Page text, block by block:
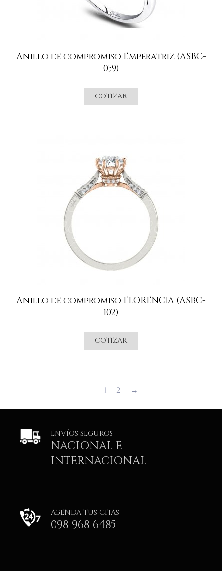
Anillo de compromiso Emperatriz (ASBC-
039)
COTIZAR
Anillo de compromiso FLORENCIA (ASBC-
102)
COTIZAR
1 2 →
ENVÍOS SEGUROS
NACIONAL E
INTERNACIONAL
AGENDA TUS CITAS
098 968 6485